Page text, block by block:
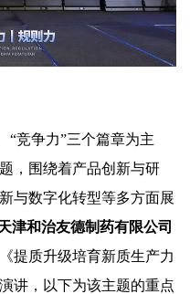
“竞争力”三个篇章为主
，围绕着产品创新与研
与数字化转型等多方面展
津和治友德制药有限公司
提质升级培育新质生产力
讲，以下为该主题的重点